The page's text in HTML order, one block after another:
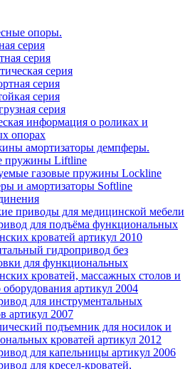
опоры.
серия
серия
серия
серия
серия
серия
информация о роликах и
опорах
амортизаторы демпферы.
пружины Liftline
газовые пружины Lockline
и амортизаторы Softline
приводы для медицинской мебели
для подъёма функциональных
кроватей артикул 2010
гидропривод без
для функциональных
кроватей, массажных столов и
оборудования артикул 2004
для инструментальных
артикул 2007
подъемник для носилок и
кроватей артикул 2012
для капельницы артикул 2006
для кресел-кроватей,